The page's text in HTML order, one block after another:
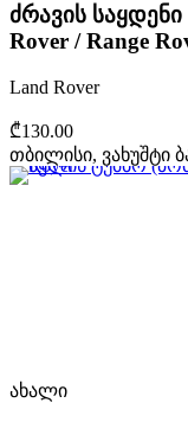
ძრავის
Rover / Range
Land Rover
₾130.00
თბილისი, ვახუშტი
ახალი